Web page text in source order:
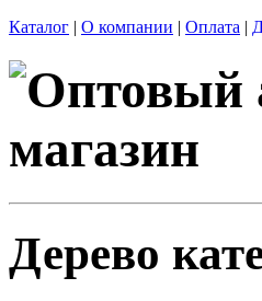
Каталог | О компании | Оплата |
Дерево